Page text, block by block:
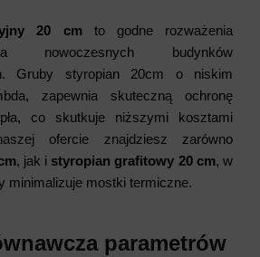
20 cmto godne rozważenia
nowoczesnych budynków
Gruby styropian 20cm o niskim
zapewnia skuteczną ochronę
co skutkuje niższymi kosztami
ofercie znajdziesz zarówno
, jak i styropiangrafitowy 20 cm, w
minimalizuje mostki termiczne.
parametrów